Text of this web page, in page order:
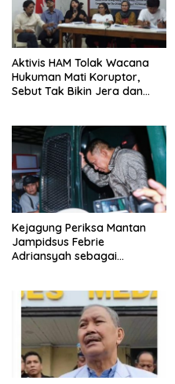
Aktivis HAM Tolak Wacana
Hukuman Mati Koruptor,
Sebut Tak Bikin Jera dan
Kejagung Periksa Mantan
Jampidsus Febrie
Adriansyah sebagai